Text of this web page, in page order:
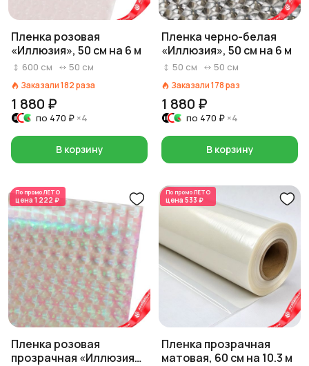
Пленка розовая
«Иллюзия», 50 см на 6 м
600 см 50 см
Заказали182раза
1 880 ₽
по 470 ₽ ×4
В корзину
Пленка черно-белая
«Иллюзия», 50 см на 6 м
50 см 50 см
Заказали178раз
1 880 ₽
по 470 ₽ ×4
В корзину
По промоЛЕТО
цена 1 222 ₽
Пленка розовая
прозрачная «Иллюзия»,
По промоЛЕТО
цена 533 ₽
Пленка прозрачная
матовая, 60 см на 10.3 м